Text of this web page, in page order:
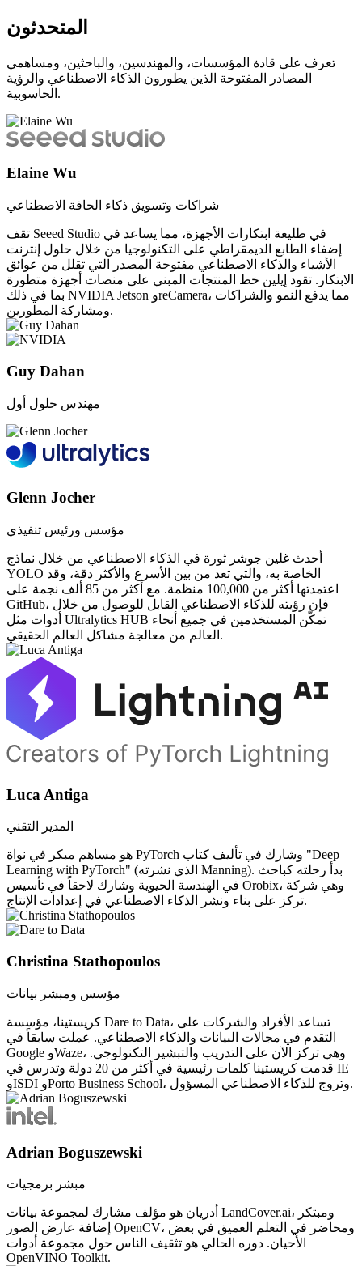
المتحدثون
تعرف على قادة المؤسسات، والمهندسين، والباحثين، ومساهمي
المصادر المفتوحة الذين يطورون الذكاء الاصطناعي والرؤية
الحاسوبية.
Elaine Wu
شراكات وتسويق ذكاء الحافة الاصطناعي
تقف Seeed Studio في طليعة ابتكارات الأجهزة، مما يساعد في
إضفاء الطابع الديمقراطي على التكنولوجيا من خلال حلول إنترنت
الأشياء والذكاء الاصطناعي مفتوحة المصدر التي تقلل من عوائق
الابتكار. تقود إيلين خط المنتجات المبني على منصات أجهزة متطورة
بما في ذلك NVIDIA Jetson وreCamera، مما يدفع النمو والشراكات
ومشاركة المطورين.
Guy Dahan
مهندس حلول أول
Glenn Jocher
مؤسس ورئيس تنفيذي
أحدث غلين جوشر ثورة في الذكاء الاصطناعي من خلال نماذج
YOLO الخاصة به، والتي تعد من بين الأسرع والأكثر دقة، وقد
اعتمدتها أكثر من 100,000 منظمة. مع أكثر من 85 ألف نجمة على
GitHub، فإن رؤيته للذكاء الاصطناعي القابل للوصول من خلال
أدوات مثل Ultralytics HUB تمكّن المستخدمين في جميع أنحاء
العالم من معالجة مشاكل العالم الحقيقي.
Luca Antiga
المدير التقني
هو مساهم مبكر في نواة PyTorch وشارك في تأليف كتاب "Deep
Learning with PyTorch" (الذي نشرته Manning). بدأ رحلته كباحث
في الهندسة الحيوية وشارك لاحقاً في تأسيس Orobix، وهي شركة
تركز على بناء ونشر الذكاء الاصطناعي في إعدادات الإنتاج.
Christina Stathopoulos
مؤسس ومبشر بيانات
كريستينا، مؤسسة Dare to Data، تساعد الأفراد والشركات على
التقدم في مجالات البيانات والذكاء الاصطناعي. عملت سابقاً في
Google وWaze، وهي تركز الآن على التدريب والتبشير التكنولوجي.
قدمت كريستينا كلمات رئيسية في أكثر من 20 دولة وتدرس في IE
وISDI وPorto Business School، وتروج للذكاء الاصطناعي المسؤول.
Adrian Boguszewski
مبشر برمجيات
أدريان هو مؤلف مشارك لمجموعة بيانات LandCover.ai، ومبتكر
إضافة عارض الصور OpenCV، ومحاضر في التعلم العميق في بعض
الأحيان. دوره الحالي هو تثقيف الناس حول مجموعة أدوات
OpenVINO Toolkit.